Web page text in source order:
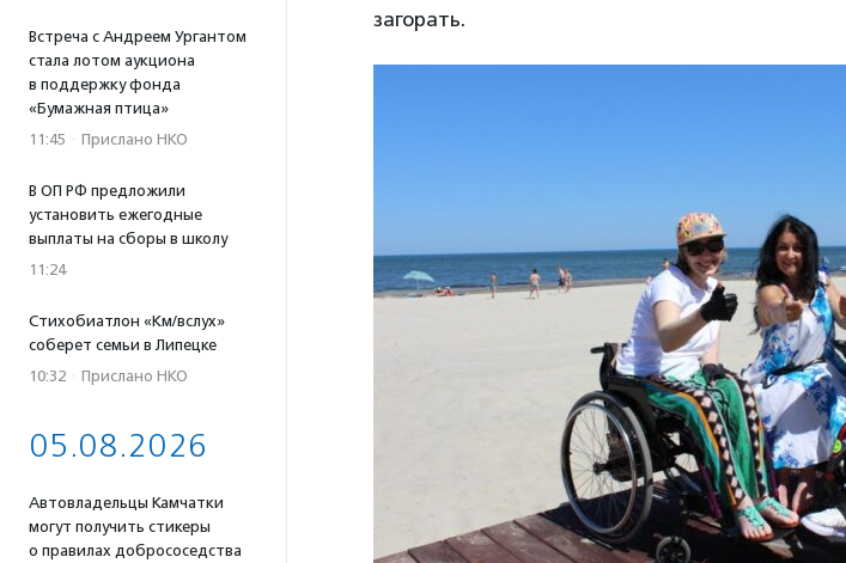
Встреча с Андреем Ургантом
стала лотом аукциона
в поддержку фонда
«Бумажная птица»
11:45 · Прислано НКО
В ОП РФ предложили
установить ежегодные
выплаты на сборы в школу
11:24
Стихобиатлон «Км/вслух»
соберет семьи в Липецке
10:32 · Прислано НКО
05.08.2026
Автовладельцы Камчатки
могут получить стикеры
о правилах добрососедства
загорать.